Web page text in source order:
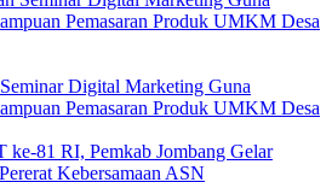
Digital Marketing Guna
Pemasaran Produk UMKM Desa